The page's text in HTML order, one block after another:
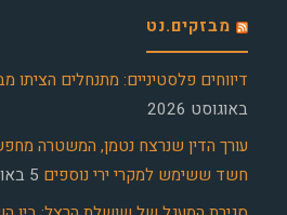
מבזקים.נט
דיווחים פלסטיניים: מתנחלים הציתו
באוגוסט 2026
עורך הדין שנרצח נטמן, המשטרה
חשד ששימש למקרי ירי נוספים 5 באוגוסט 2026